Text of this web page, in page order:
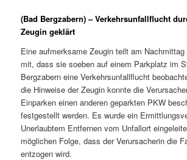
(Bad Bergzabern) – Verkehrsunfallflucht
Zeugin geklärt
Eine aufmerksame Zeugin teilt am Nachmittag
mit, dass sie soeben auf einem Parkplatz im
Bergzabern eine Verkehrsunfallflucht
die Hinweise der Zeugin konnte die
Einparken einen anderen geparkten PKW
festgestellt werden. Es wurde ein
Unerlaubtem Entfernen vom Unfallort
möglichen Folge, dass der Verursacherin die
entzogen wird.